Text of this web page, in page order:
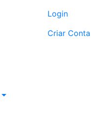
Login
Criar Conta